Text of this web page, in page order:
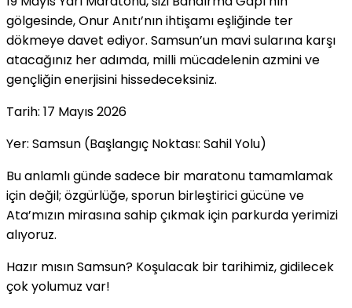
gölgesinde, Onur Anıtı’nın ihtişamı eşliğinde ter
dökmeye davet ediyor. Samsun’un mavi sularına karşı
atacağınız her adımda, milli mücadelenin azmini ve
gençliğin enerjisini hissedeceksiniz.
Tarih: 17 Mayıs 2026
Yer: Samsun (Başlangıç Noktası: Sahil Yolu)
Bu anlamlı günde sadece bir maratonu tamamlamak
için değil; özgürlüğe, sporun birleştirici gücüne ve
Ata’mızın mirasına sahip çıkmak için parkurda yerimizi
alıyoruz.
Hazır mısın Samsun? Koşulacak bir tarihimiz, gidilecek
çok yolumuz var!